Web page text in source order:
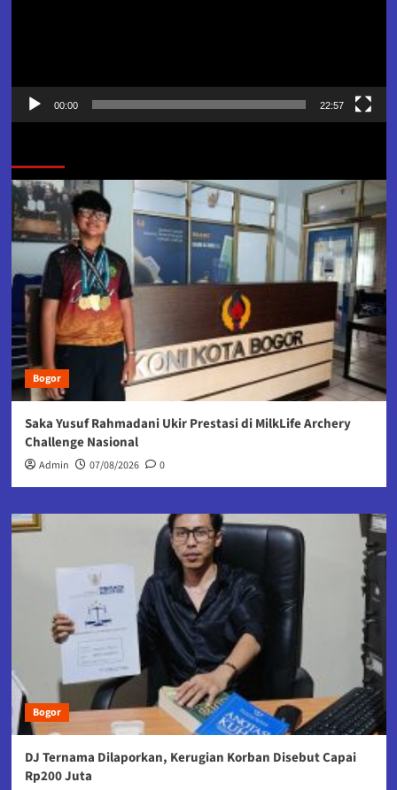
00:00 22:57
Bogor
Saka Yusuf Rahmadani Ukir Prestasi di MilkLife Archery
Challenge Nasional
Admin 07/08/2026 0
Bogor
DJ Ternama Dilaporkan, Kerugian Korban Disebut Capai
Rp200 Juta